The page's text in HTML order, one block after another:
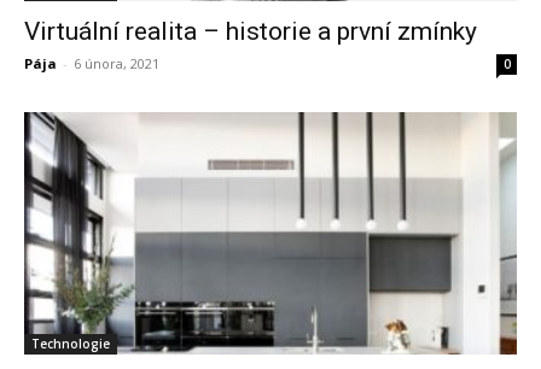
Virtuální realita – historie a první zmínky
Pája - 6 února, 2021 0
Technologie